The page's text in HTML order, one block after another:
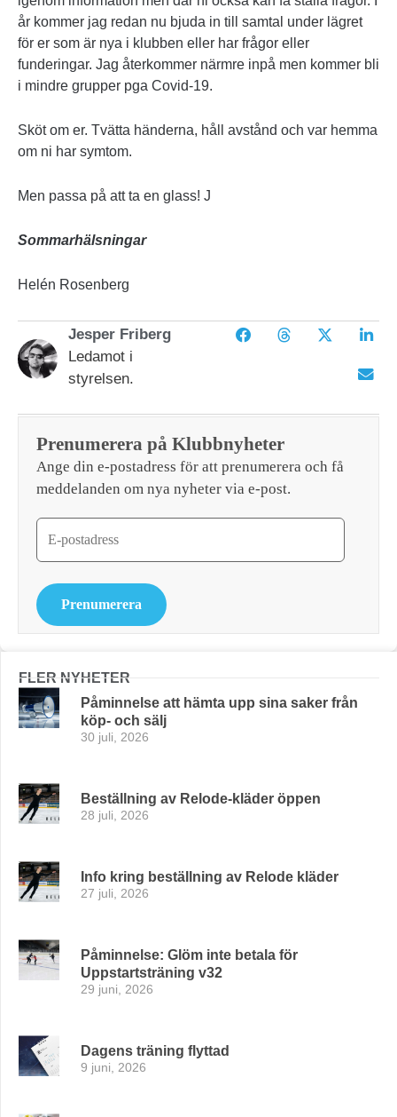
år kommer jag redan nu bjuda in till samtal under lägret
för er som är nya i klubben eller har frågor eller
funderingar. Jag återkommer närmre inpå men kommer bli
i mindre grupper pga Covid-19.
Sköt om er. Tvätta händerna, håll avstånd och var hemma
om ni har symtom.
Men passa på att ta en glass! J
Sommarhälsningar
Helén Rosenberg
Jesper Friberg
Ledamot i
styrelsen.
Prenumerera på Klubbnyheter
Ange din e-postadress för att prenumerera och få
meddelanden om nya nyheter via e-post.
Prenumerera
FLER NYHETER
Påminnelse att hämta upp sina saker från
köp- och sälj
30 juli, 2026
Beställning av Relode-kläder öppen
28 juli, 2026
Info kring beställning av Relode kläder
27 juli, 2026
Påminnelse: Glöm inte betala för
Uppstartsträning v32
29 juni, 2026
Dagens träning flyttad
9 juni, 2026